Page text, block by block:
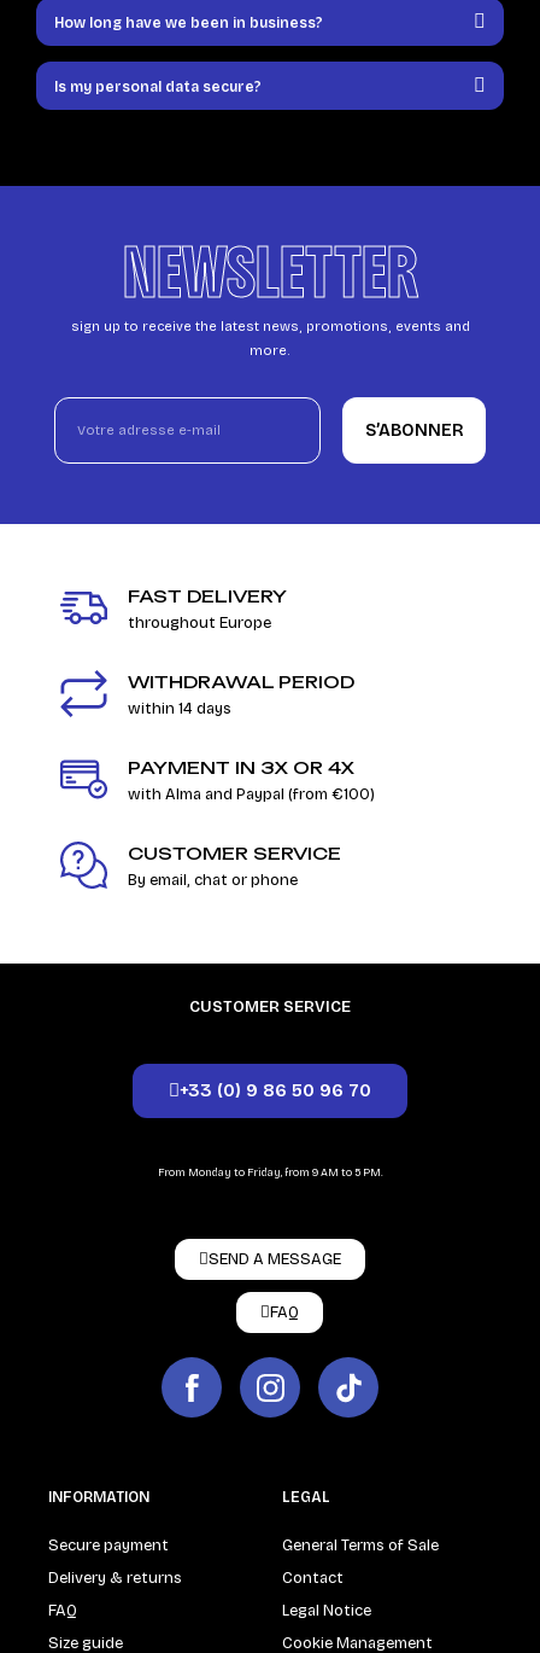
How long have we been in business?
Is my personal data secure?
NEWSLETTER
sign up to receive the latest news, promotions, events and
more.
S’ABONNER
FAST DELIVERY
throughout Europe
WITHDRAWAL PERIOD
within 14 days
PAYMENT IN 3X OR 4X
with Alma and Paypal (from €100)
CUSTOMER SERVICE
By email, chat or phone
CUSTOMER SERVICE
+33 (0) 9 86 50 96 70
From Monday to Friday, from 9 AM to 5 PM.
SEND A MESSAGE
FAQ
INFORMATION
Secure payment
Delivery & returns
FAQ
Size guide
LEGAL
General Terms of Sale
Contact
Legal Notice
Cookie Management